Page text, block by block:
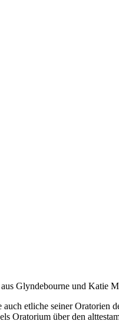
Glyndebourne und Katie
etliche seiner Oratorien
Oratorium über den